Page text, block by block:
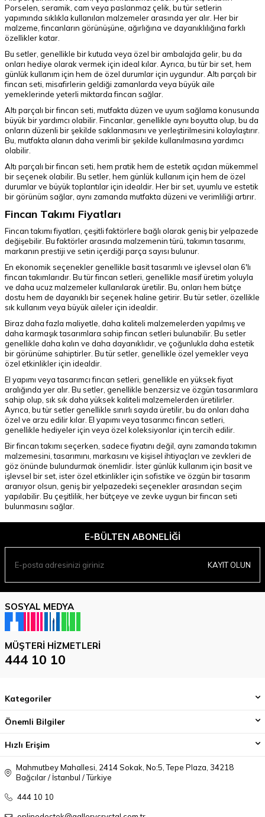
Porselen, seramik, cam veya paslanmaz çelik, bu tür setlerin
yapımında sıklıkla kullanılan malzemeler arasında yer alır. Her bir
malzeme, fincanların görünüşüne, ağırlığına ve dayanıklılığına farklı
özellikler katar.
Bu setler, genellikle bir kutuda veya özel bir ambalajda gelir, bu da
onları hediye olarak vermek için ideal kılar. Ayrıca, bu tür bir set, hem
günlük kullanım için hem de özel durumlar için uygundur. Altı parçalı bir
fincan seti, misafirlerin geldiği zamanlarda veya büyük aile
yemeklerinde yeterli miktarda fincan sağlar.
Altı parçalı bir fincan seti, mutfakta düzen ve uyum sağlama konusunda
büyük bir yardımcı olabilir. Fincanlar, genellikle aynı boyutta olup, bu da
onların düzenli bir şekilde saklanmasını ve yerleştirilmesini kolaylaştırır.
Bu, mutfakta alanın daha verimli bir şekilde kullanılmasına yardımcı
olabilir.
Altı parçalı bir fincan seti, hem pratik hem de estetik açıdan mükemmel
bir seçenek olabilir. Bu setler, hem günlük kullanım için hem de özel
durumlar ve büyük toplantılar için idealdir. Her bir set, uyumlu ve estetik
bir görünüm sağlar, aynı zamanda mutfakta düzeni ve verimliliği artırır.
Fincan Takımı Fiyatları
Fincan takımı fiyatları, çeşitli faktörlere bağlı olarak geniş bir yelpazede
değişebilir. Bu faktörler arasında malzemenin türü, takımın tasarımı,
markanın prestiji ve setin içerdiği parça sayısı bulunur.
En ekonomik seçenekler genellikle basit tasarımlı ve işlevsel olan 6'lı
fincan takımlarıdır. Bu tür fincan setleri, genellikle masif üretim yoluyla
ve daha ucuz malzemeler kullanılarak üretilir. Bu, onları hem bütçe
dostu hem de dayanıklı bir seçenek haline getirir. Bu tür setler, özellikle
sık kullanım veya büyük aileler için idealdir.
Biraz daha fazla maliyetle, daha kaliteli malzemelerden yapılmış ve
daha karmaşık tasarımlara sahip fincan setleri bulunabilir. Bu setler
genellikle daha kalın ve daha dayanıklıdır, ve çoğunlukla daha estetik
bir görünüme sahiptirler. Bu tür setler, genellikle özel yemekler veya
özel etkinlikler için idealdir.
El yapımı veya tasarımcı fincan setleri, genellikle en yüksek fiyat
aralığında yer alır. Bu setler, genellikle benzersiz ve özgün tasarımlara
sahip olup, sık sık daha yüksek kaliteli malzemelerden üretilirler.
Ayrıca, bu tür setler genellikle sınırlı sayıda üretilir, bu da onları daha
özel ve arzu edilir kılar. El yapımı veya tasarımcı fincan setleri,
genellikle hediyeler için veya özel koleksiyonlar için tercih edilir.
Bir fincan takımı seçerken, sadece fiyatını değil, aynı zamanda takımın
malzemesini, tasarımını, markasını ve kişisel ihtiyaçları ve zevkleri de
göz önünde bulundurmak önemlidir. İster günlük kullanım için basit ve
işlevsel bir set, ister özel etkinlikler için sofistike ve özgün bir tasarım
aranıyor olsun, geniş bir yelpazedeki seçenekler arasından seçim
yapılabilir. Bu çeşitlilik, her bütçeye ve zevke uygun bir fincan seti
bulunmasını sağlar.
E-BÜLTEN ABONELIĞI
KAYIT OLUN
SOSYAL MEDYA
MÜŞTERI HIZMETLERI
444 10 10
Kategoriler
Önemli Bilgiler
Hızlı Erişim
Mahmutbey Mahallesi, 2414 Sokak, No:5, Tepe Plaza, 34218
Bağcılar / İstanbul / Türkiye
444 10 10